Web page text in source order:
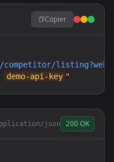
Copier
demo-api-key "
json 200 OK